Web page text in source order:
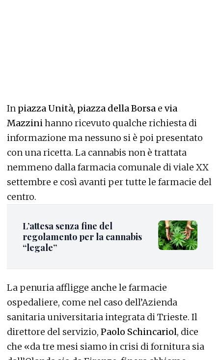
In piazza Unità, piazza della Borsa e via
Mazzinihanno ricevuto qualche richiesta di
informazione ma nessuno si è poi presentato
con una ricetta. La cannabis non è trattata
nemmeno dalla farmacia comunale di viale XX
settembre e così avanti per tutte le farmacie del
centro.
L’attesa senza fine del
regolamento per la cannabis
“legale”
La penuria affligge anche le farmacie
ospedaliere, come nel caso dell’Azienda
sanitaria universitaria integrata di Trieste. Il
direttore del servizio, Paolo Schincariol, dice
che «da tre mesi siamo in crisi di fornitura sia